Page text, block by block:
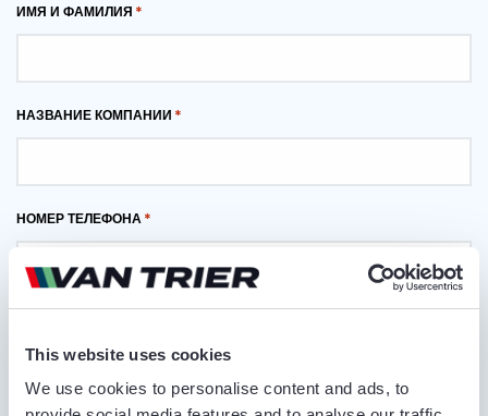
This website uses cookies
We use cookies to personalise content and ads, to
ИМЯ И ФАМИЛИЯ
НАЗВАНИЕ КОМПАНИИ
НОМЕР ТЕЛЕФОНА